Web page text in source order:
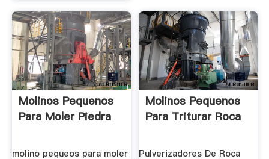
Molinos Pequenos
Para Moler Piedra
molino pequeos para moler
Molinos Pequenos
Para Triturar Roca
Pulverizadores De Roca